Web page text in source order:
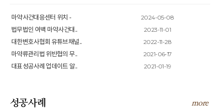
마약사건대응센터 위치 -
2024-05-08
법무법인 여백 마약사건대..
2023-11-01
대한변호사협회 유튜브채널..
2022-11-28
마약류관리법 위반협의 무..
2021-06-17
대표성공사례 업데이트 알..
2021-01-19
성공사례 more